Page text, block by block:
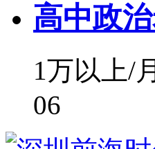
高中政
1万以上/月
06